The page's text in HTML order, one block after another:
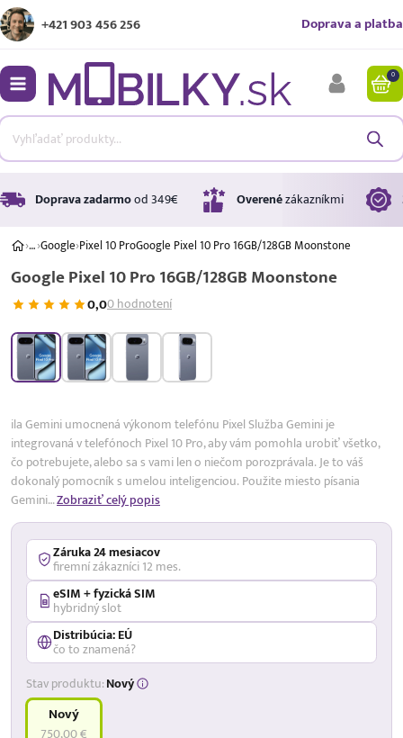
+421 903 456 256 Doprava a platba
0
Doprava zadarmood 349€ Overenézákazníkmi
›…›Google›Pixel 10 ProGoogle Pixel 10 Pro 16GB/128GB Moonstone
Google Pixel 10 Pro 16GB/128GB Moonstone
0,00 hodnotení
A A ↑
Úrok
17,99 %
ila Gemini umocnená výkonom telefónu Pixel Služba Gemini je
integrovaná v telefónoch Pixel 10 Pro, aby vám pomohla urobiť všetko,
čo potrebujete, alebo sa s vami len o niečom porozprávala. Je to váš
dokonalý pomocník s umelou inteligenciou. Použite miesto písania
Gemini…Zobraziť celý popis
Záruka 24 mesiacov
firemní zákazníci 12 mes.
eSIM + fyzická SIM
hybridný slot
Distribúcia: EÚ
čo to znamená?
Stav produktu:Nový
Nový